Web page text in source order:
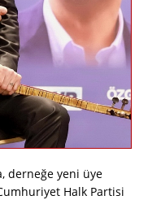
derneğe yeni üye
Halk Partisi